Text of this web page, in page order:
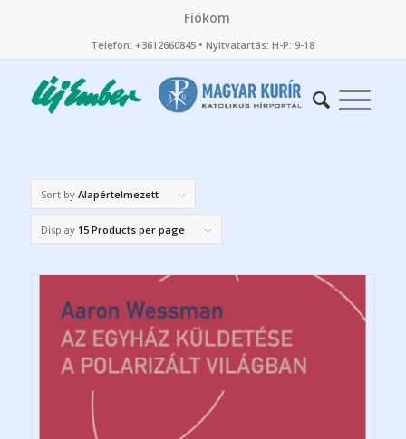
Fiókom
Telefon: +3612660845 • Nyitvatartás: H-P: 9-18
Sort by Alapértelmezett
Display 15 Products per page